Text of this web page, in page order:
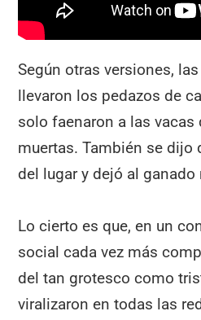
Según otras versiones,
llevaron los pedazos de
solo faenaron a las vacas
muertas. También se dijo
del lugar y dejó al ganado
Lo cierto es que, en un
social cada vez más
del tan grotesco como
viralizaron en todas las